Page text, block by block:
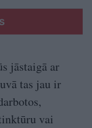
jāstaigā ar
tas jau ir
vai